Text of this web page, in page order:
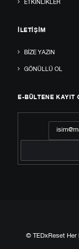
ETKINLIKLER
İLETIŞIM
BIZE YAZIN
GÖNÜLLÜ OL
E-BÜLTENE KAYIT
© TEDxReset Her